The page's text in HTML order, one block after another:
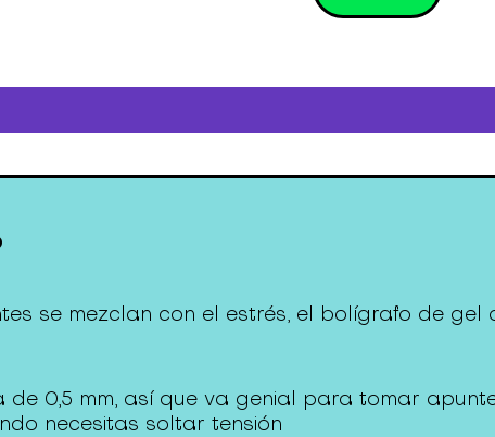
se mezclan con el estrés, el bolígrafo de gel
0,5 mm, así que va genial para tomar
necesitas soltar tensión